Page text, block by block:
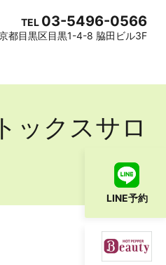
TEL 03-5496-0566
都目黒区目黒1-4-8 脇田ビル3F
LINE予約
ックスサロ